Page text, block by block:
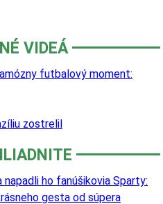
VIDEÁ
futbalový moment:
zostrelil
ho fanúšikovia Sparty:
gesta od súpera